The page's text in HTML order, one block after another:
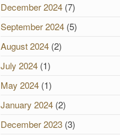
December 2024(7)
September 2024(5)
August 2024(2)
July 2024(1)
May 2024(1)
January 2024(2)
December 2023(3)